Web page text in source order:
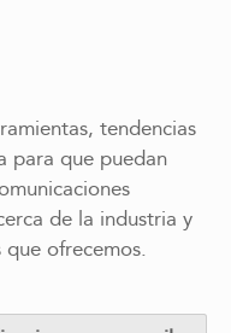
tendencias
para que puedan
de la industria y
ofrecemos.